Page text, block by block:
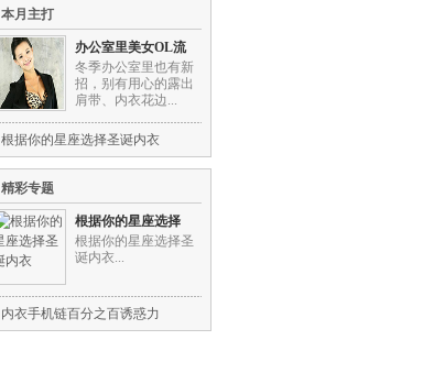
本月主打
办公室里美女OL流
冬季办公室里也有新
招，别有用心的露出
肩带、内衣花边...
根据你的星座选择圣诞内衣
精彩专题
根据你的星座选择
根据你的星座选择圣
诞内衣...
内衣手机链百分之百诱惑力